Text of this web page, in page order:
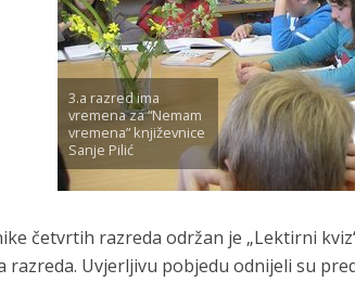
3.a razred ima
vremena za “Nemam
vremena” književnice
Sanje Pilić
četvrtih razreda održan je „Lektirni
razreda. Uvjerljivu pobjedu odnijeli su